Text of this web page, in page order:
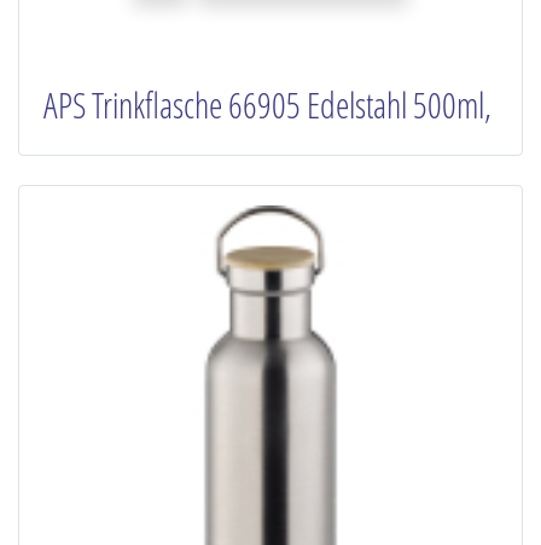
APS Trinkflasche 66905 Edelstahl 500ml,